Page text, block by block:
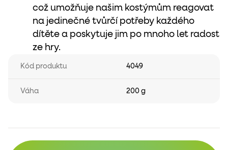
což umožňuje našim kostýmům reagovat
na jedinečné tvůrčí potřeby každého
dítěte a poskytuje jim po mnoho let radost
ze hry.
Kód produktu 4049
Váha 200 g